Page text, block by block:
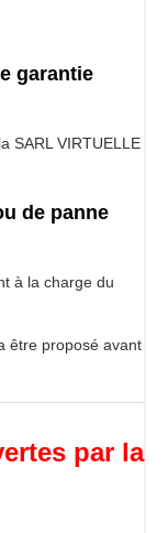
garantie
SARL VIRTUELLE
de panne
à la charge du
être proposé avant
par la